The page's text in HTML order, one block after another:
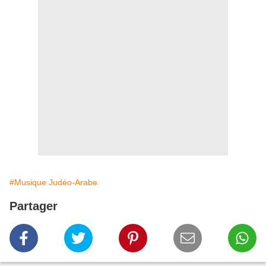
#Musique Judéo-Arabe
Partager